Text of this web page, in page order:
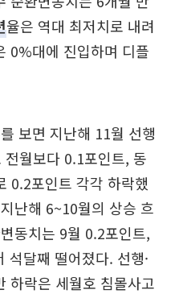
율은 역대 최저치로 내려
0%대에 진입하며 디플
보면 지난해 11월 선행
월보다 0.1포인트, 동
0.2포인트 각각 하락했
난해 6~10월의 상승 흐
동치는 9월 0.2포인트,
석달째 떨어졌다. 선행·
하락은 세월호 침몰사고